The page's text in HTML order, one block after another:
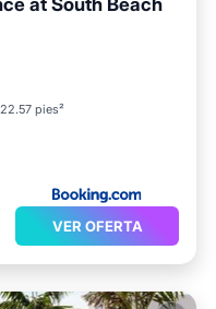
at South Beach
pies²
VER OFERTA